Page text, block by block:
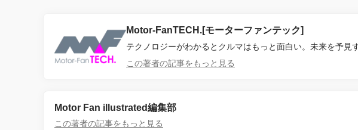
Motor-FanTECH.[モーターファンテック]
テクノロジーがわかるとクルマはもっと面白い。未来を予見
この著者の記事をもっと見る
Motor Fan illustrated編集部
この著者の記事をもっと見る